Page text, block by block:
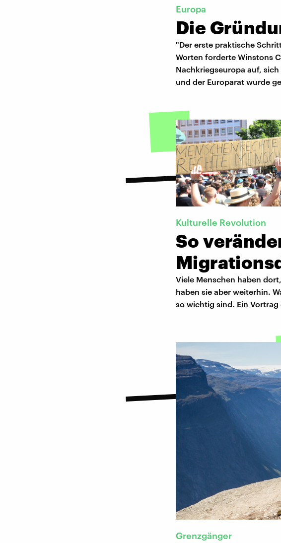
Europa
Die
"Der erste praktische
Worten forderte Winstons
Nachkriegseuropa auf,
und der Europarat wurde
Kulturelle Revolution
So
Viele Menschen haben
haben sie aber weiterhin.
so wichtig sind. Ein
Grenzgänger